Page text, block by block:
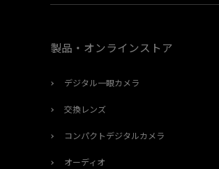
製品・オンラインストア
デジタル一眼カメラ
交換レンズ
コンパクトデジタルカメラ
オーディオ